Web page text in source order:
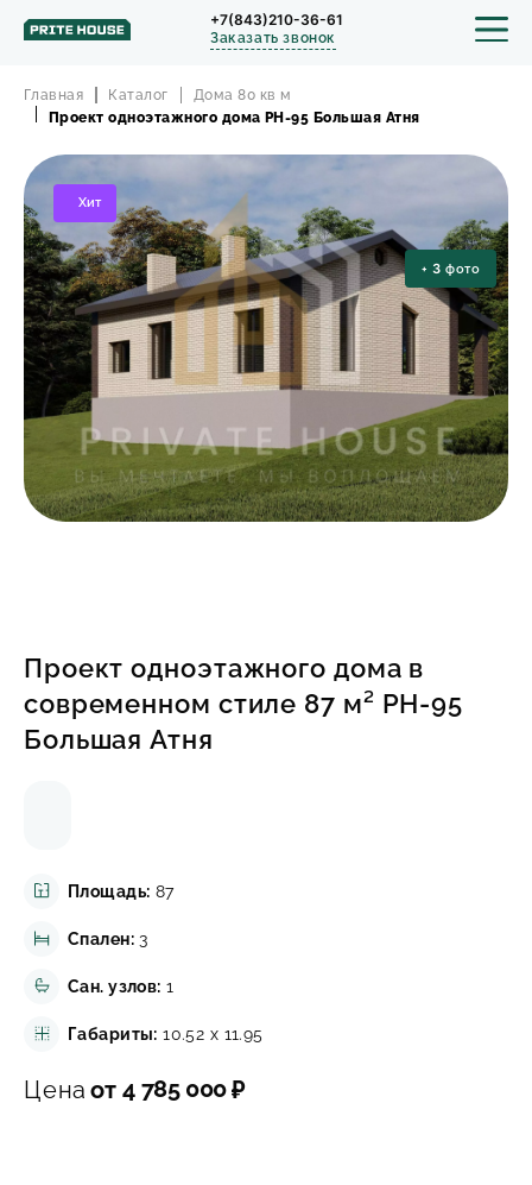
+7(843)210-36-61
Заказать звонок
СТРОИТЕЛЬСТВО
ПРОЕКТЫ
ПОРТФОЛИО
БЛОГ
О КОМПАНИИ
ОТЗЫВЫ
Написать в Телеграмм
Главная Каталог
Дома 80 кв м
Проект одноэтажного дома РН-95 Большая Атня
Хит
+3 фото
Проект одноэтажного дома в
современном стиле 87 м² РН-95
Большая Атня
Площадь: 87
Спален:3
Сан. узлов: 1
Габариты: 10.52 x 11.95
Цена от 4 785 000₽